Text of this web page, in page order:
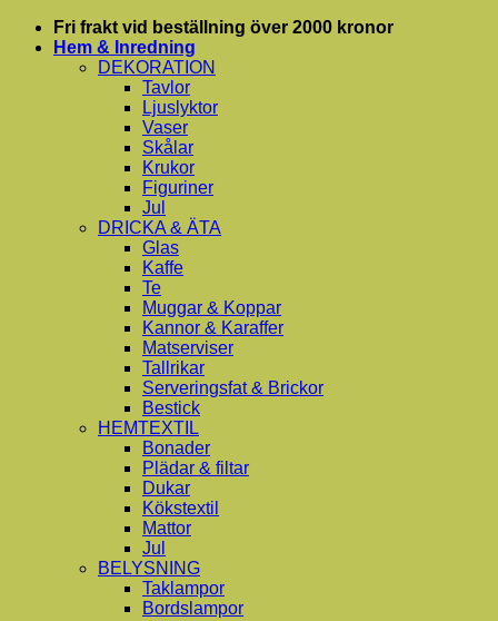
Skip
Fri frakt vid beställning över 2000 kronor
Hem & Inredning
DEKORATION
Tavlor
Ljuslyktor
Vaser
Skålar
Krukor
Figuriner
Jul
DRICKA & ÄTA
Glas
Kaffe
Te
Muggar & Koppar
Kannor & Karaffer
Matserviser
Tallrikar
Serveringsfat & Brickor
Bestick
HEMTEXTIL
Bonader
Plädar & filtar
Dukar
Kökstextil
Mattor
Jul
BELYSNING
Taklampor
Bordslampor